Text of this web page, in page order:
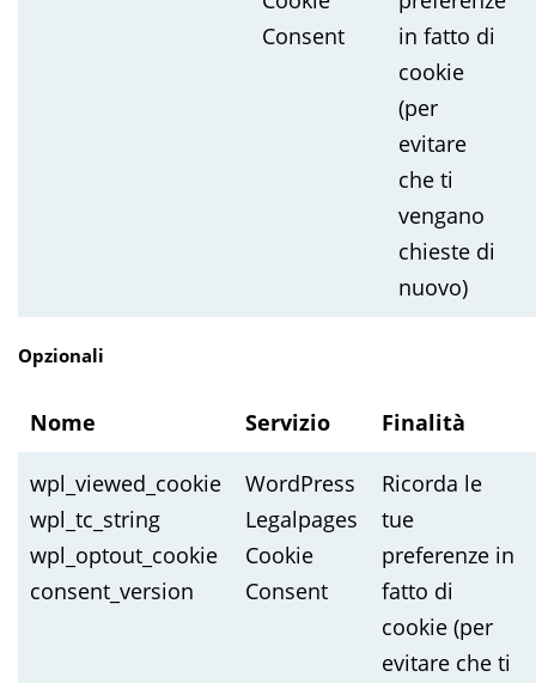
Consent
in fatto di
cookie
(per
evitare
che ti
vengano
chieste di
nuovo)
Opzionali
Nome Servizio Finalità
wpl_viewed_cookie
wpl_tc_string
wpl_optout_cookie
consent_version
WordPress
Legalpages
Cookie
Consent
Ricorda le
tue
preferenze in
fatto di
cookie (per
evitare che ti